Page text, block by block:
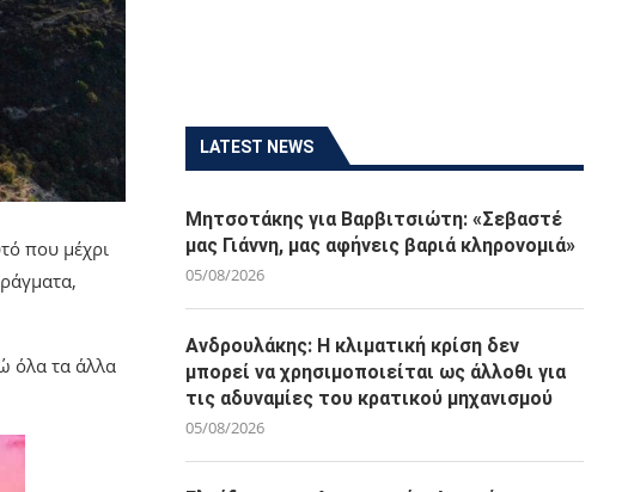
που μέχρι
όλα τα άλλα
LATEST NEWS
Μητσοτάκης για Βαρβιτσιώτη: «Σεβαστέ
μας Γιάννη, μας αφήνεις βαριά κληρονομιά»
05/08/2026
Ανδρουλάκης: Η κλιματική κρίση δεν
μπορεί να χρησιμοποιείται ως άλλοθι για
τις αδυναμίες του κρατικού μηχανισμού
05/08/2026